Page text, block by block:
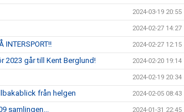
2024-03-19 20:55
2024-02-27 14:27
INTERSPORT!! 2024-02-27 12:15
2023 går till Kent Berglund! 2024-02-20 19:14
2024-02-19 20:34
från helgen 2024-02-05 08:43
samlingen... 2024-01-31 22:45